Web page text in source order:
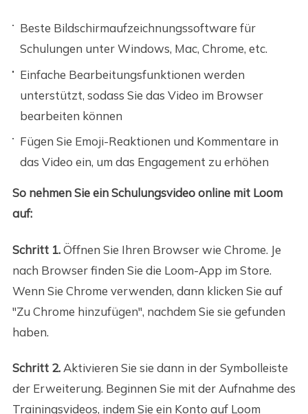
Beste Bildschirmaufzeichnungssoftware für
Schulungen unter Windows, Mac, Chrome, etc.
Einfache Bearbeitungsfunktionen werden
unterstützt, sodass Sie das Video im Browser
bearbeiten können
Fügen Sie Emoji-Reaktionen und Kommentare in
das Video ein, um das Engagement zu erhöhen
So nehmen Sie ein Schulungsvideo online mit Loom
auf:
Schritt 1.Öffnen Sie Ihren Browser wie Chrome. Je
nach Browser finden Sie die Loom-App im Store.
Wenn Sie Chrome verwenden, dann klicken Sie auf
"Zu Chrome hinzufügen", nachdem Sie sie gefunden
haben.
Schritt 2. Aktivieren Sie sie dann in der Symbolleiste
der Erweiterung. Beginnen Sie mit der Aufnahme des
Trainingsvideos, indem Sie ein Konto auf Loom